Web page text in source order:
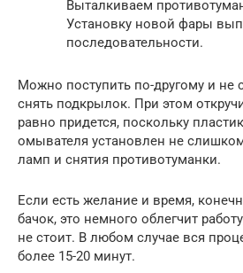
Выталкиваем
Установку новой фары
последовательности.
Можно поступить по-другому и не
снять подкрылок. При этом
равно придется, поскольку
омывателя установлен не
ламп и снятия противотуманки.
Если есть желание и время,
бачок, это немного облегчит
не стоит. В любом случае вся
более 15-20 минут.